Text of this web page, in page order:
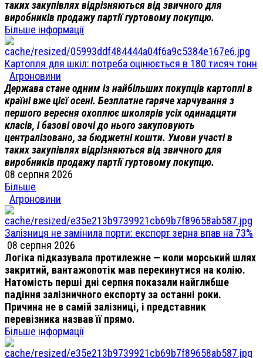
таких закупівлях відрізняються від звичного для
виробників продажу партії гуртовому покупцю.
Більше інформації
Картопля для шкіл: потреба оцінюється в 180 тисяч тонн
Агроновини
Держава стане одним із найбільших покупців картоплі в
країні вже цієї осені. Безплатне гаряче харчування з
першого вересня охоплює школярів усіх одинадцяти
класів, і базові овочі до нього закуповують
централізовано, за бюджетні кошти. Умови участі в
таких закупівлях відрізняються від звичного для
виробників продажу партії гуртовому покупцю.
08 серпня 2026
Більше
Агроновини
Залізниця не замінила порти: експорт зерна впав на 73%
08 серпня 2026
Логіка підказувала протилежне — коли морський шлях
закритий, вантажопотік мав перекинутися на колію.
Натомість перші дні серпня показали найглибше
падіння залізничного експорту за останні роки.
Причина не в самій залізниці, і представник
перевізника назвав її прямо.
Більше інформації